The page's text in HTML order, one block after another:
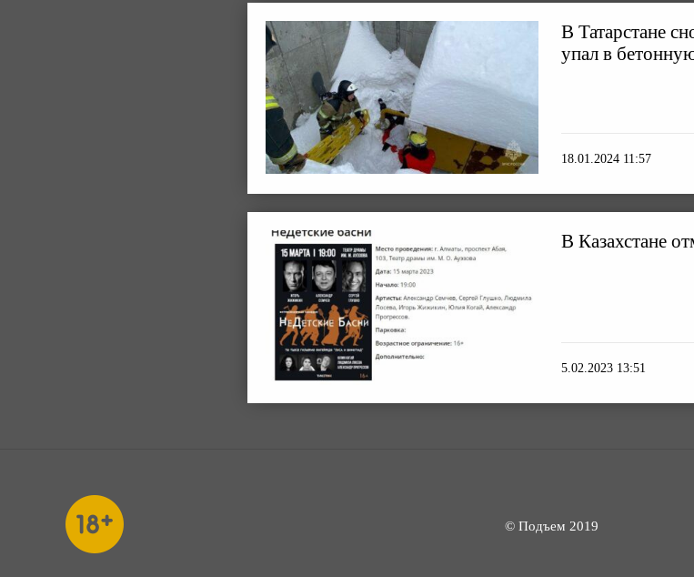
В Татарстане
упал в
18.01.2024 11:57
В Казахстане
5.02.2023 13:51
© Подъем 2019